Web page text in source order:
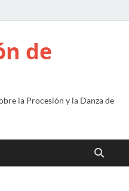
de
la Procesión y la Danza de